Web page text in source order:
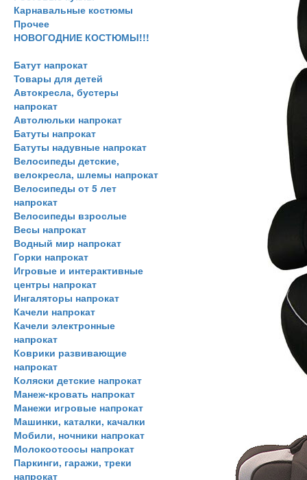
Карнавальные костюмы
Прочее
НОВОГОДНИЕ КОСТЮМЫ!!!
Батут напрокат
Товары для детей
Автокресла, бустеры
напрокат
Автолюльки напрокат
Батуты напрокат
Батуты надувные напрокат
Велосипеды детские,
велокресла, шлемы напрокат
Велосипеды от 5 лет
напрокат
Велосипеды взрослые
Весы напрокат
Водный мир напрокат
Горки напрокат
Игровые и интерактивные
центры напрокат
Ингаляторы напрокат
Качели напрокат
Качели электронные
напрокат
Коврики развивающие
напрокат
Коляски детские напрокат
Манеж-кровать напрокат
Манежи игровые напрокат
Машинки, каталки, качалки
Мобили, ночники напрокат
Молокоотсосы напрокат
Паркинги, гаражи, треки
напрокат